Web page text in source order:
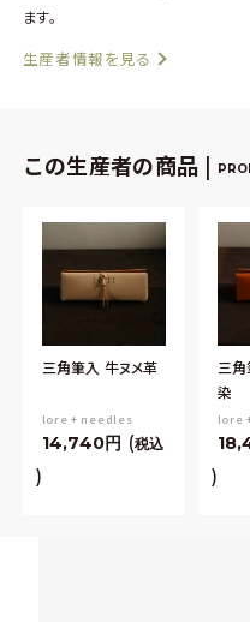
ます。
生産者情報を見る
この生産者の商品 |
三角筆入 牛ヌメ革
lore + needles
14,740 税込
三
染
lore